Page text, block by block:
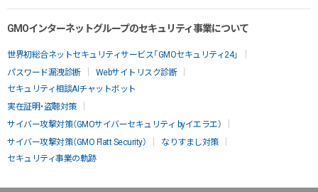
GMOインターネットグループのセキュリティ事業について
世界初総合ネットセキュリティサービス「GMOセキュリティ24」
パスワード漏洩診断
Webサイトリスク診断
セキュリティ相談AIチャットボット
実在証明・盗聴対策
サイバー攻撃対策（GMOサイバーセキュリティ byイエラエ）
サイバー攻撃対策（GMO Flatt Security）
なりすまし対策
セキュリティ事業の軌跡